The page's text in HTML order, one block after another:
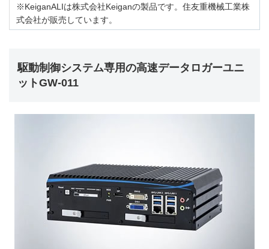
※KeiganALIは株式会社Keiganの製品です。住友重機械工業株
式会社が販売しています。
駆動制御システム専用の高速データロガーユニ
ットGW-011